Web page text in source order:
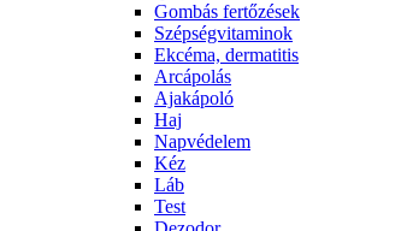
Gombás fertőzések
Szépségvitaminok
Ekcéma, dermatitis
Arcápolás
Ajakápoló
Haj
Napvédelem
Kéz
Láb
Test